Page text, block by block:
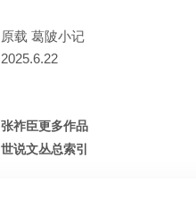
原载 葛陂小记
2025.6.22
张祚臣更多作品
世说文丛总索引